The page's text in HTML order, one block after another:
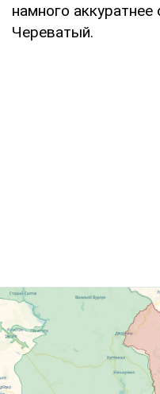
намного
Череватый.